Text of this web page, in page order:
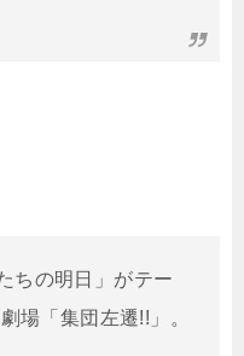
ちの明日」がテー
場「集団左遷!!」。